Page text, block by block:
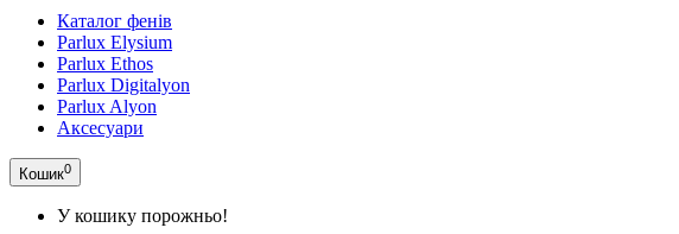
Каталог фенів
Parlux Elysium
Parlux Ethos
Parlux Digitalyon
Parlux Alyon
Аксесуари
Кошик0
У кошику порожньо!